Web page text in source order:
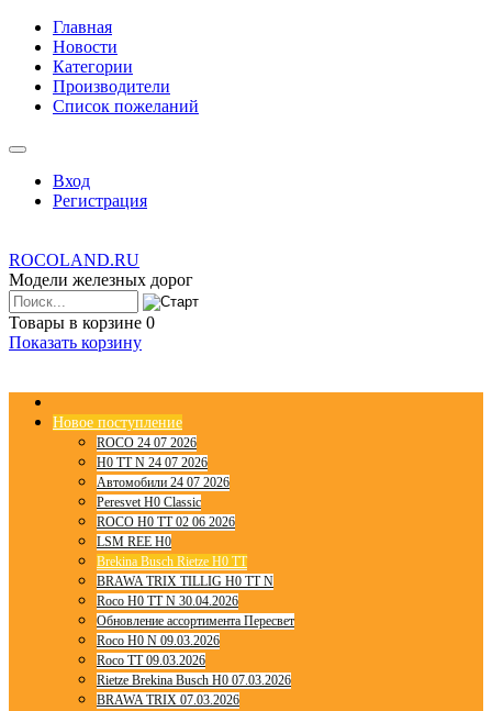
Главная
Новости
Категории
Производители
Список пожеланий
Вход
Регистрация
ROCOLAND.RU
Модели железных дорог
Товары в корзине 0
Показать корзину
Новое поступление
ROCO 24 07 2026
H0 TT N 24 07 2026
Автомобили 24 07 2026
Peresvet H0 Classic
ROCO H0 TT 02 06 2026
LSM REE H0
Brekina Busch Rietze H0 TT
BRAWA TRIX TILLIG H0 TT N
Roco H0 TT N 30.04.2026
Обновление ассортимента Пересвет
Roco H0 N 09.03.2026
Roco TT 09.03.2026
Rietze Brekina Busch H0 07.03.2026
BRAWA TRIX 07.03.2026